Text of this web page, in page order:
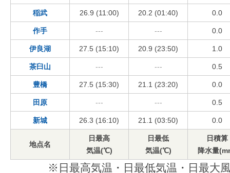
稲武 26.9 (11:00) 20.2 (01:40) 0.0
作手 --- --- 0.0
伊良湖 27.5 (15:10) 20.9 (23:50) 1.0
茶臼山 --- --- 0.5
豊橋 27.5 (15:30) 21.1 (23:20) 0.0
田原 --- --- 0.5
新城 26.3 (16:10) 21.1 (03:50) 0.0
地点名
日最高
気温(℃)
日最低
気温(℃)
日積算
降水量
※日最高気温・日最低気温・日最大